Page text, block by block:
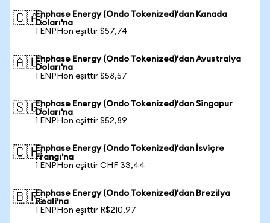
🇨🇦Enphase Energy (Ondo Tokenized)'dan Kanada
Doları'na
1 ENPHon eşittir $57,74
🇦🇺Enphase Energy (Ondo Tokenized)'dan Avustralya
Doları'na
1 ENPHon eşittir $58,57
🇸🇬Enphase Energy (Ondo Tokenized)'dan Singapur
Doları'na
1 ENPHon eşittir $52,89
🇨🇭Enphase Energy (Ondo Tokenized)'dan İsviçre
Frangı'na
1 ENPHon eşittir CHF 33,44
🇧🇷Enphase Energy (Ondo Tokenized)'dan Brezilya
Reali'na
1 ENPHon eşittir R$210,97